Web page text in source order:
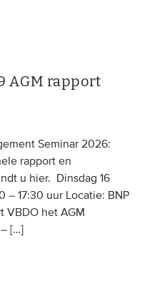
VBDO
& partners
AGM rapport
Seminar 2026:
rapport en
u hier. Dinsdag 16
– 17:30 uur Locatie: BNP
VBDO het AGM
[…]